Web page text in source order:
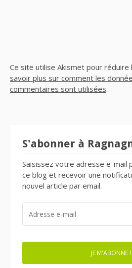
Ce site utilise Akismet pour réduire
savoir plus sur comment les
commentaires sont utilisées.
S'abonner à
Saisissez votre adresse e-mail
ce blog et recevoir une
nouvel article par email.
MAIL
JE M'ABONNE !